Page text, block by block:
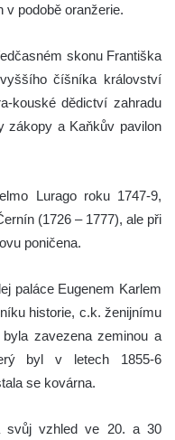
podobě oranžerie.
skonu Františka
číšníka království
kouské dědictví zahradu
zákopy a Kaňkův pavilon
Lurago roku 1747-9,
(1726 – 1777), ale při
poničena.
paláce Eugenem Karlem
historie, c.k. ženijnímu
zavezena zeminou a
byl v letech 1855-6
se kovárna.
svůj vzhled ve 20. a 30